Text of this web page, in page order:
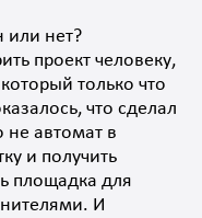
или нет?
проект человеку,
только что
что сделал
не автомат в
и получить
площадка для
И